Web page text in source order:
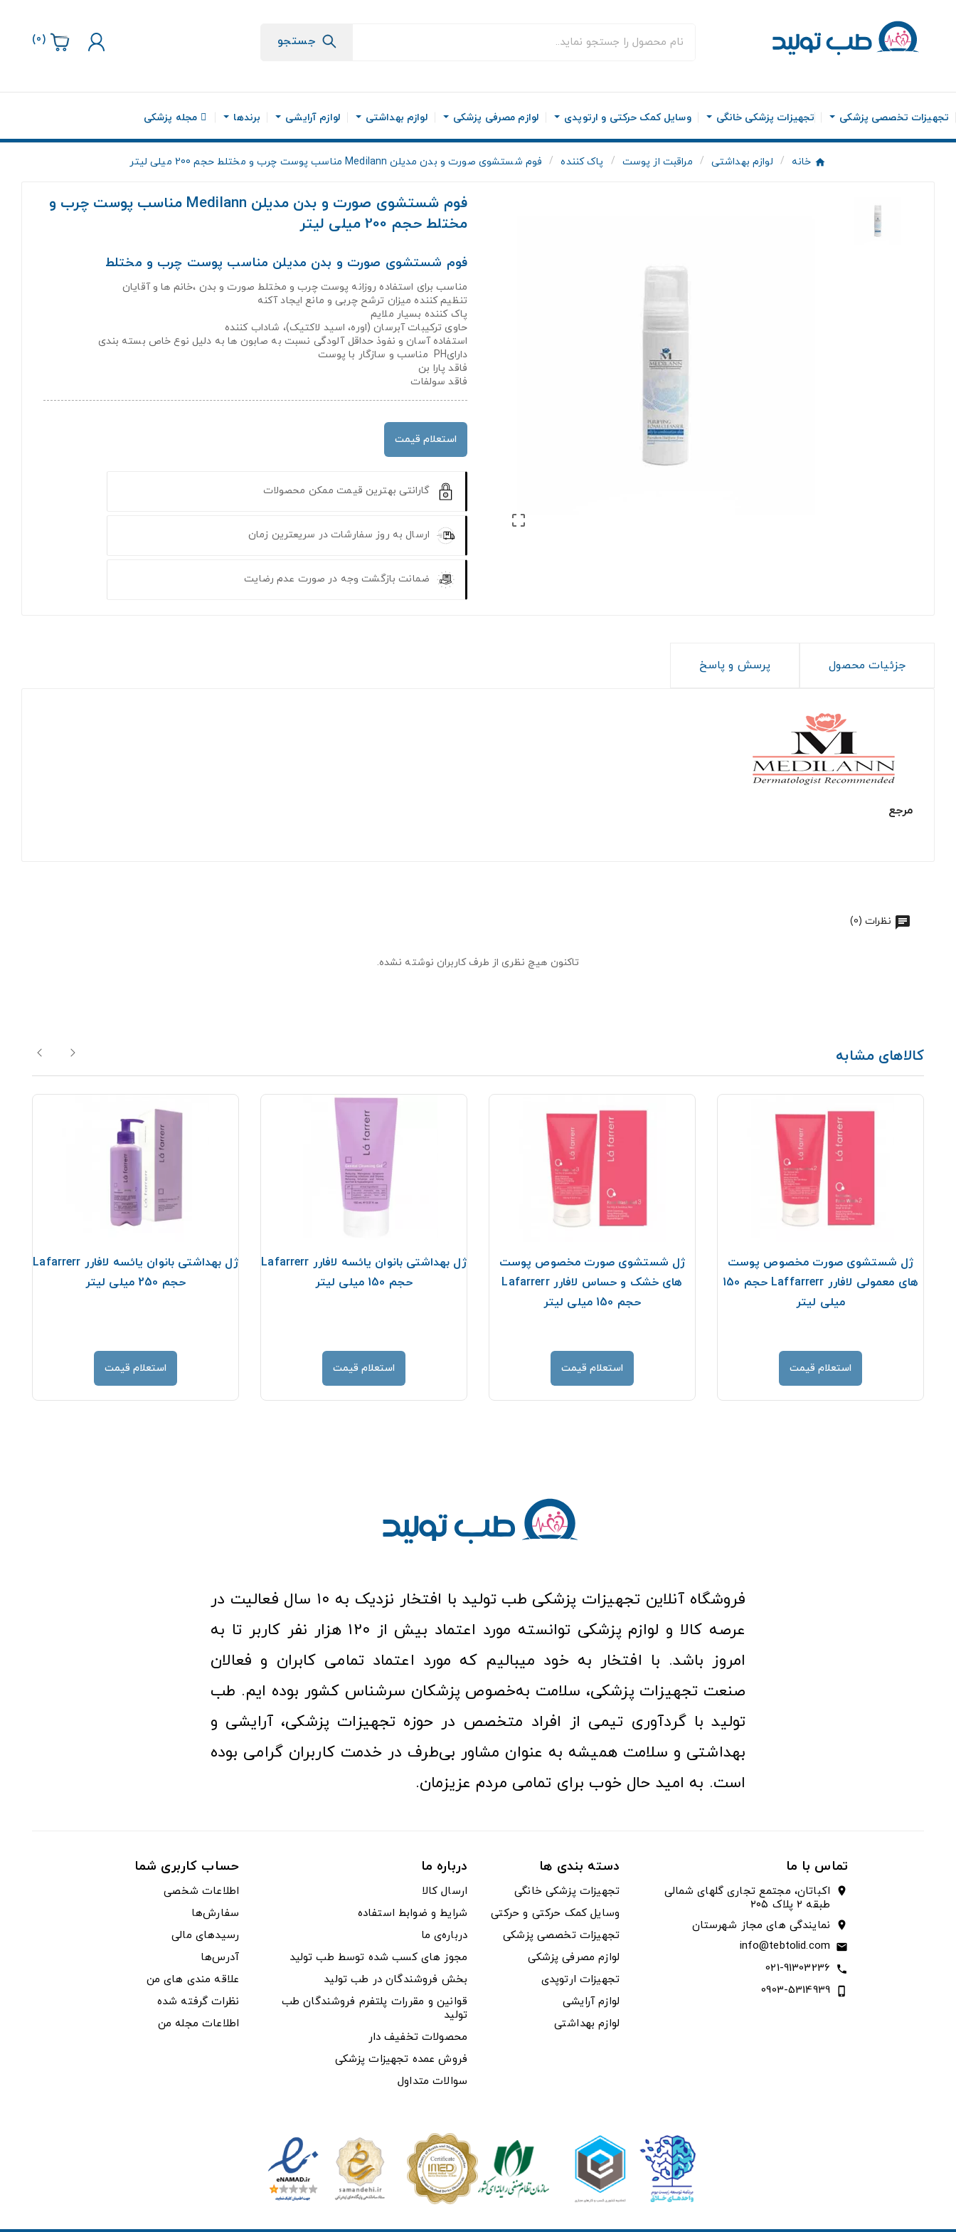
جستجو (
0
)
تجهیزات تخصصی پزشکی تجهیزات پزشکی خانگی وسایل کمک حرکتی و ارتوپدی لوازم مصرفی پزشکی لوازم بهداشتی لوازم آرایشی برندها مجله پزشکی
خانه لوازم بهداشتی مراقبت از پوست پاک کننده فوم شستشوی صورت و بدن مدیلن Medilann مناسب پوست چرب و مختلط حجم 200 میلی لیتر

فوم شستشوی صورت و بدن مدیلن Medilann مناسب پوست چرب و
مختلط حجم 200 میلی لیتر
فوم شستشوی صورت و بدن مدیلن مناسب پوست چرب و مختلط
مناسب برای استفاده روزانه پوست چرب و مختلط صورت و بدن ،خانم ها و آقایان
تنظیم کننده میزان ترشح چربی و مانع ایجاد آکنه
پاک کننده بسیار ملایم
حاوی ترکیبات آبرسان (اوره، اسید لاکتیک)، شاداب کننده
استفاده آسان و نفوذ حداقل آلودگی نسبت به صابون ها به دلیل نوع خاص بسته بندی
دارایPH مناسب و سازگار با پوست
فاقد پارا بن
فاقد سولفات
استعلام قیمت
گارانتی بهترین قیمت ممکن محصولات
ارسال به روز سفارشات در سریعترین زمان
ضمانت بازگشت وجه در صورت عدم رضایت
جزئیات محصول پرسش و پاسخ
مرجع
نظرات (0)
تاکنون هیچ نظری از طرف کاربران نوشته نشده.
کالاهای مشابه
ژل شستشوی صورت مخصوص پوست
های معمولی لافارر Laffarrerr حجم 150
میلی لیتر
استعلام قیمت
ژل شستشوی صورت مخصوص پوست
های خشک و حساس لافارر Lafarrerr
حجم 150 میلی لیتر
استعلام قیمت
ژل بهداشتی بانوان یائسه لافارر Lafarrerr
حجم 150 میلی لیتر
استعلام قیمت
ژل بهداشتی بانوان یائسه لافارر Lafarrerr
حجم 250 میلی لیتر
استعلام قیمت
فروشگاه آنلاین تجهیزات پزشکی طب تولید با افتخار نزدیک به ۱۰ سال فعالیت در
عرصه کالا و لوازم پزشکی توانسته مورد اعتماد بیش از ۱۲۰ هزار نفر کاربر تا به
امروز باشد. با افتخار به خود میبالیم که مورد اعتماد تمامی کابران و فعالان
صنعت تجهیزات پزشکی، سلامت به‌خصوص پزشکان سرشناس کشور بوده ایم. طب
تولید با گردآوری تیمی از افراد متخصص در حوزه تجهیزات پزشکی، آرایشی و
بهداشتی و سلامت همیشه به عنوان مشاور بی‌طرف در خدمت کاربران گرامی بوده
است. به امید حال خوب برای تمامی مردم عزیزمان.
تماس با ما
location_on
اکباتان، مجتمع تجاری گلهای شمالی
طبقه ۲ پلاک ۲۰۵
location_on نمایندگی های مجاز شهرستان
email
info@tebtolid.com
call
021-91303236
phone_iphone
0903-5314939
دسته بندی ها
تجهیزات پزشکی خانگی
وسایل کمک حرکتی و حرکتی
تجهیزات تخصصی پزشکی
لوازم مصرفی پزشکی
تجهیزات ارتوپدی
لوازم آرایشی
لوازم بهداشتی
درباره ما
ارسال کالا
شرایط و ضوابط استفاده
درباره‌ی ما
مجوز های کسب شده توسط طب تولید
بخش فروشندگان در طب تولید
قوانین و مقررات پلتفرم فروشندگان طب
تولید
محصولات تخفیف دار
فروش عمده تجهیزات پزشکی
سوالات متداول
حساب کاربری شما
اطلاعات شخصی
سفارش‌ها
رسیدهای مالی
آدرس‌ها
علاقه مندی های من
نظرات گرفته شده
اطلاعات مجله من